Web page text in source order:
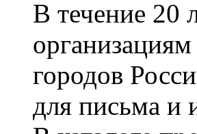
В течение 20
городов
для письма и